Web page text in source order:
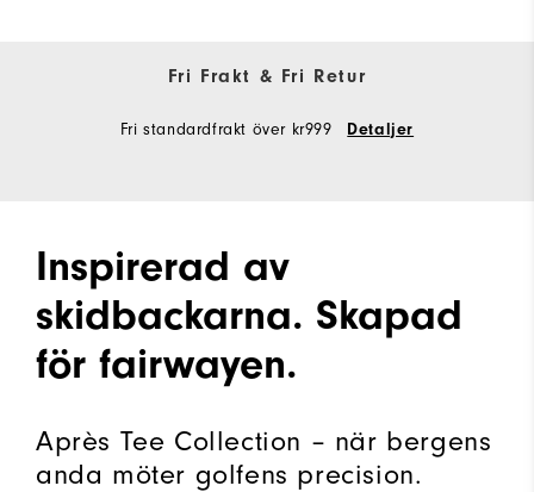
Fri Frakt & Fri Retur
Fri standardfrakt över kr999 Detaljer
Inspirerad av
skidbackarna. Skapad
för fairwayen.
Après Tee Collection – när bergens
anda möter golfens precision.